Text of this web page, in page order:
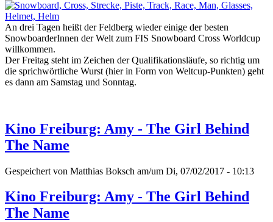
An drei Tagen heißt der Feldberg wieder einige der besten
SnowboarderInnen der Welt zum FIS Snowboard Cross Worldcup
willkommen.
Der Freitag steht im Zeichen der Qualifikationsläufe, so richtig um
die sprichwörtliche Wurst (hier in Form von Weltcup-Punkten) geht
es dann am Samstag und Sonntag.
Kino Freiburg: Amy - The Girl Behind
The Name
Gespeichert von Matthias Boksch am/um Di, 07/02/2017 - 10:13
Kino Freiburg: Amy - The Girl Behind
The Name